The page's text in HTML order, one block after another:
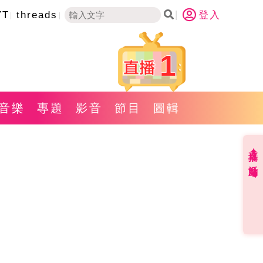
threads 登入
1
樂 專題 影音 節目 圖輯
直播✦活動